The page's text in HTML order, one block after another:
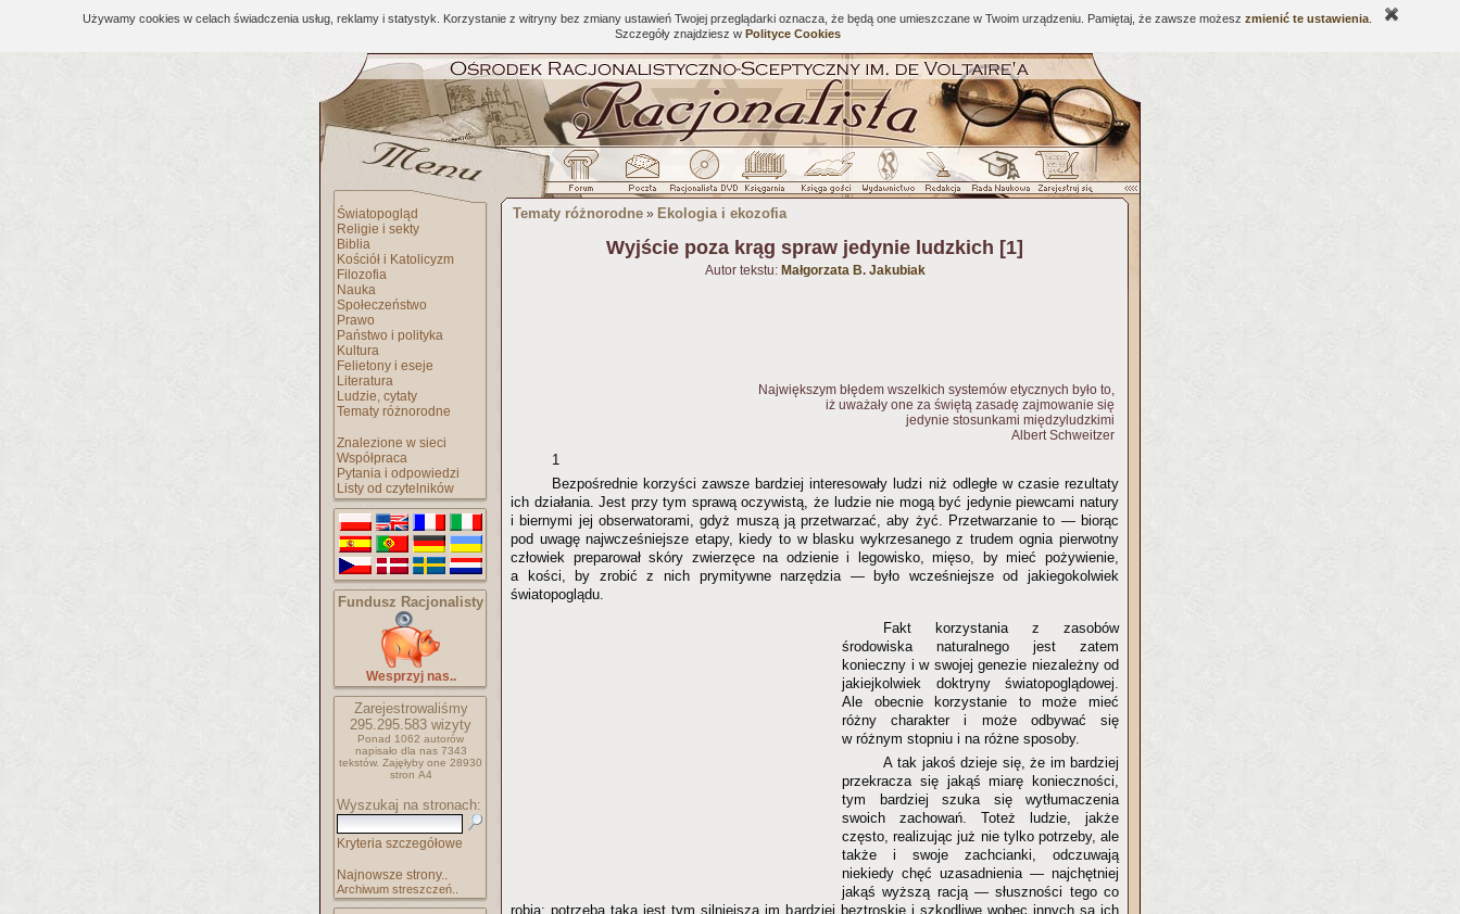
Używamy cookies w celach świadczenia usług, reklamy i statystyk. Korzystanie z witryny bez zmiany ustawień Twojej przeglądarki oznacza, że będą one umieszczane w Twoim urządzeniu. Pamiętaj, że zawsze możesz zmienić te ustawienia
Szczegóły znajdziesz w Polityce Cookies
Światopogląd
Religie i sekty
Biblia
Kościół i Katolicyzm
Filozofia
Nauka
Społeczeństwo
Prawo
Państwo i polityka
Kultura
Felietony i eseje
Literatura
Ludzie, cytaty
Tematy różnorodne
Znalezione w sieci
Współpraca
Pytania i odpowiedzi
Listy od czytelników
Fundusz Racjonalisty
Wesprzyj nas..
Zarejestrowaliśmy
295.295.583 wizyty
Ponad 1062 autorów
napisało dla nas 7343
tekstów. Zajęłyby one 28930
stron A4
Wyszukaj na stronach:
Kryteria szczegółowe
Najnowsze strony..
Archiwum streszczeń..
Tematy różnorodne » Ekologia i ekozofia
Wyjście poza krąg spraw jedynie ludzkich [1]
Autor tekstu: Małgorzata B. Jakubiak
Największym błędem wszelkich systemów etycznych było to,
iż uważały one za świętą zasadę zajmowanie się
jedynie stosunkami międzyludzkimi
Albert Schweitzer
1
Bezpośrednie korzyści zawsze bardziej interesowały ludzi niż odległe w czasie rezultaty
ich działania. Jest przy tym sprawą oczywistą, że ludzie nie mogą być jedynie piewcami natury
i biernymi jej obserwatorami, gdyż muszą ją przetwarzać, aby żyć. Przetwarzanie to — biorąc
pod uwagę najwcześniejsze etapy, kiedy to w blasku wykrzesanego z trudem ognia pierwotny
człowiek preparował skóry zwierzęce na odzienie i legowisko, mięso, by mieć pożywienie,
a kości, by zrobić z nich prymitywne narzędzia — było wcześniejsze od jakiegokolwiek
światopoglądu.
Fakt korzystania z zasobów
środowiska naturalnego jest zatem
konieczny i w swojej genezie niezależny od
jakiejkolwiek doktryny światopoglądowej.
Ale obecnie korzystanie to może mieć
różny charakter i może odbywać się
w różnym stopniu i na różne sposoby.
A tak jakoś dzieje się, że im bardziej
przekracza się jakąś miarę konieczności,
tym bardziej szuka się wytłumaczenia
swoich zachowań. Toteż ludzie, jakże
często, realizując już nie tylko potrzeby, ale
także i swoje zachcianki, odczuwają
niekiedy chęć uzasadnienia — najchętniej
jakąś wyższą racją — słuszności tego co
robią; potrzeba taka jest tym silniejsza im bardziej beztroskie i szkodliwe wobec innych są ich